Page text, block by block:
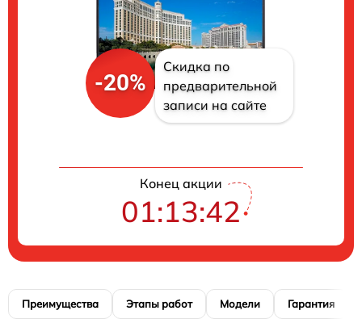
-20%
Скидка по
предварительной
записи на сайте
Конец акции
01:13:41
Преимущества Этапы работ Модели Гарантия